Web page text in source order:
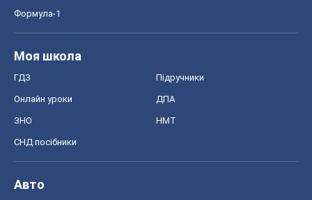
Формула-1
Моя школа
ГДЗ Підручники
Онлайн уроки ДПА
ЗНО НМТ
СНД посібники
Авто